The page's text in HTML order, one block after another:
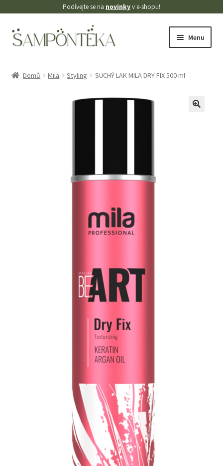
Podívejte se na novinkyv e-shopu!
Přeskočit
na
Přejít
k
Menu
Obchodní podmínky
Výměna a vrácení zboží
Zásady ochrany osobních údajů
Domů Mila Styling SUCHÝ LAK MILA DRY FIX 500 ml